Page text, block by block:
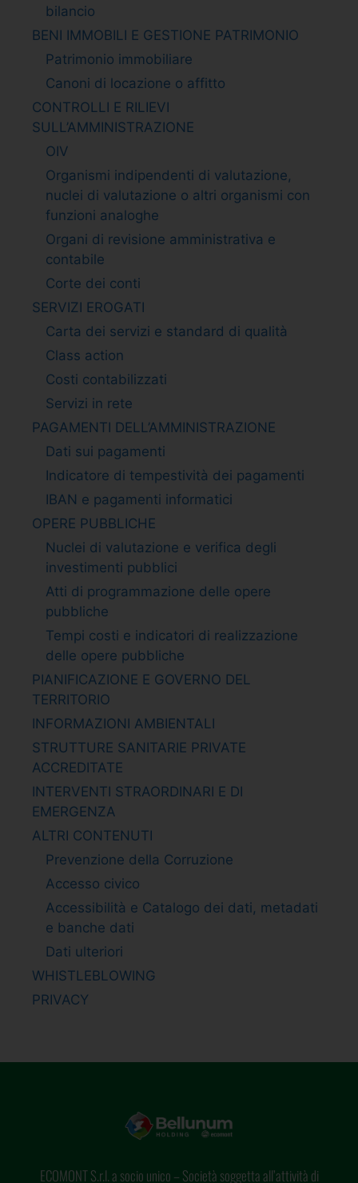
bilancio
BENI IMMOBILI E GESTIONE PATRIMONIO
Patrimonio immobiliare
Canoni di locazione o affitto
CONTROLLI E RILIEVI
SULL’AMMINISTRAZIONE
OIV
Organismi indipendenti di valutazione,
nuclei di valutazione o altri organismi con
funzioni analoghe
Organi di revisione amministrativa e
contabile
Corte dei conti
SERVIZI EROGATI
Carta dei servizi e standard di qualità
Class action
Costi contabilizzati
Servizi in rete
PAGAMENTI DELL’AMMINISTRAZIONE
Dati sui pagamenti
Indicatore di tempestività dei pagamenti
IBAN e pagamenti informatici
OPERE PUBBLICHE
Nuclei di valutazione e verifica degli
investimenti pubblici
Atti di programmazione delle opere
pubbliche
Tempi costi e indicatori di realizzazione
delle opere pubbliche
PIANIFICAZIONE E GOVERNO DEL
TERRITORIO
INFORMAZIONI AMBIENTALI
STRUTTURE SANITARIE PRIVATE
ACCREDITATE
INTERVENTI STRAORDINARI E DI
EMERGENZA
ALTRI CONTENUTI
Prevenzione della Corruzione
Accesso civico
Accessibilità e Catalogo dei dati, metadati
e banche dati
Dati ulteriori
WHISTLEBLOWING
PRIVACY
ECOMONT S.r.l. a socio unico – Società soggetta all’attività di